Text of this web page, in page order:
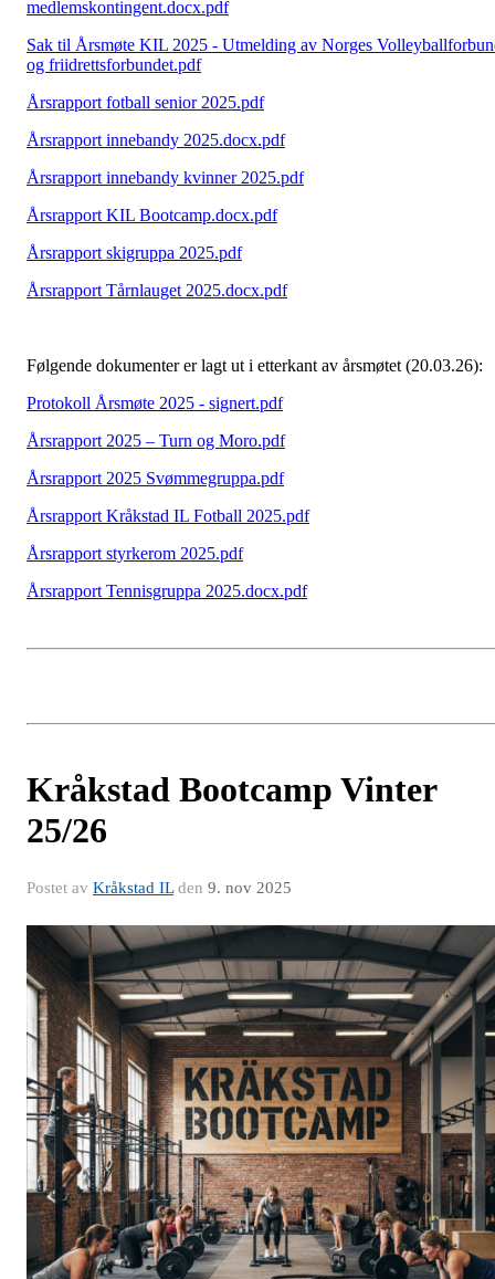
medlemskontingent.docx.pdf
Sak til Årsmøte KIL 2025 - Utmelding av Norges
og friidrettsforbundet.pdf
Årsrapport fotball senior 2025.pdf
Årsrapport innebandy 2025.docx.pdf
Årsrapport innebandy kvinner 2025.pdf
Årsrapport KIL Bootcamp.docx.pdf
Årsrapport skigruppa 2025.pdf
Årsrapport Tårnlauget 2025.docx.pdf
Følgende dokumenter er lagt ut i etterkant av årsmøtet (20.03.26):
Protokoll Årsmøte 2025 - signert.pdf
Årsrapport 2025 – Turn og Moro.pdf
Årsrapport 2025 Svømmegruppa.pdf
Årsrapport Kråkstad IL Fotball 2025.pdf
Årsrapport styrkerom 2025.pdf
Årsrapport Tennisgruppa 2025.docx.pdf
Kråkstad Bootcamp Vinter
25/26
Postet av Kråkstad ILden 9. nov 2025